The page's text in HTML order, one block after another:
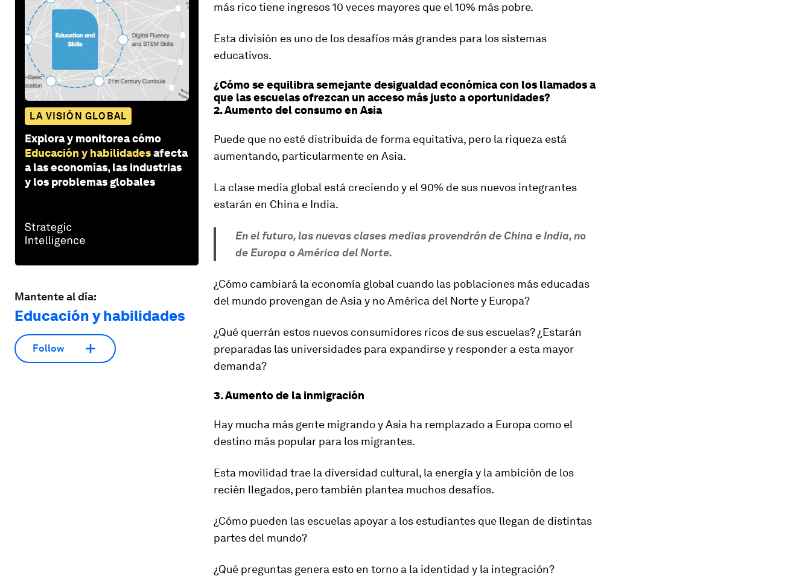
LA VISIÓN GLOBAL
Explora y monitorea cómo
Educación y habilidadesafecta
a las economías, las industrias
y los problemas globales
Mantente al día:
Educación y habilidades
Follow
más rico tiene ingresos 10 veces mayores que el 10% más pobre.
Esta división es uno de los desafíos más grandes para los sistemas
educativos.
¿Cómo se equilibra semejante desigualdad económica con los llamados a
que las escuelas ofrezcan un acceso más justo a oportunidades?
2. Aumento del consumo en Asia
Puede que no esté distribuida de forma equitativa, pero la riqueza está
aumentando, particularmente en Asia.
La clase media global está creciendo y el 90% de sus nuevos integrantes
estarán en China e India.
En el futuro, las nuevas clases medias provendrán de China e India, no
de Europa o América del Norte.
¿Cómo cambiará la economía global cuando las poblaciones más educadas
del mundo provengan de Asia y no América del Norte y Europa?
¿Qué querrán estos nuevos consumidores ricos de sus escuelas? ¿Estarán
preparadas las universidades para expandirse y responder a esta mayor
demanda?
3. Aumento de la inmigración
Hay mucha más gente migrando y Asia ha remplazado a Europa como el
destino más popular para los migrantes.
Esta movilidad trae la diversidad cultural, la energía y la ambición de los
recién llegados, pero también plantea muchos desafíos.
¿Cómo pueden las escuelas apoyar a los estudiantes que llegan de distintas
partes del mundo?
¿Qué preguntas genera esto en torno a la identidad y la integración?